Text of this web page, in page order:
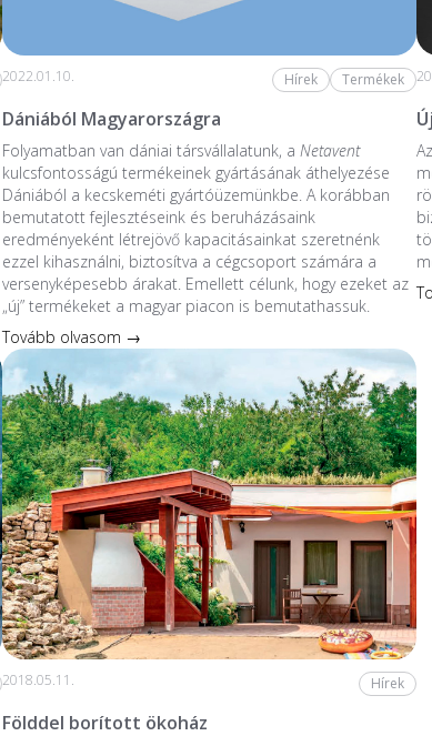
2022.01.10. Hírek Termékek
Dániából Magyarországra
Folyamatban van dániai társvállalatunk, a Netavent
kulcsfontosságú termékeinek gyártásának áthelyezése
Dániából a kecskeméti gyártóüzemünkbe. A korábban
bemutatott fejlesztéseink és beruházásaink
eredményeként létrejövő kapacitásainkat szeretnénk
ezzel kihasználni, biztosítva a cégcsoport számára a
versenyképesebb árakat. Emellett célunk, hogy ezeket az
„új” termékeket a magyar piacon is bemutathassuk.
Tovább olvasom →
2018.05.11. Hírek
Földdel borított ökoház